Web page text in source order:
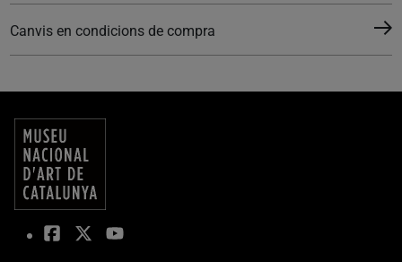
Canvis en condicions de compra